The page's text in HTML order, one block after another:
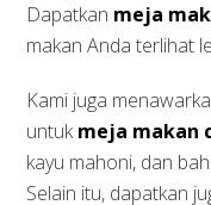
Dapatkan meja
makan Anda terlihat
Kami juga
untukmeja makan
kayu mahoni, dan
Selain itu, dapatkan